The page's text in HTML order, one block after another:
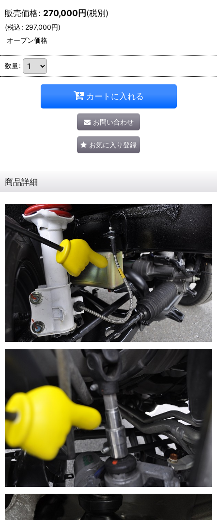
販売価格: 270,000円(税別)
(税込: 297,000円)
オープン価格
数量:
カートに入れる
お問い合わせ
お気に入り登録
商品詳細